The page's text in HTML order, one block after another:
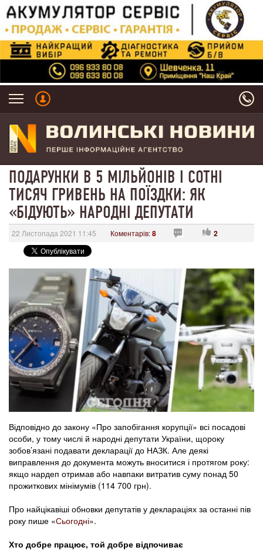
ПОДАРУНКИ В 5 МІЛЬЙОНІВ І СОТНІ
ТИСЯЧ ГРИВЕНЬ НА ПОЇЗДКИ: ЯК
«БІДУЮТЬ» НАРОДНІ ДЕПУТАТИ
22 Листопада 2021 11:45 Коментарів:8 2
Відповідно до закону «Про запобігання корупції» всі посадові
особи, у тому числі й народні депутати України, щороку
зобов’язані подавати декларації до НАЗК. Але деякі
виправлення до документа можуть вноситися і протягом року:
якщо нардеп отримав або навпаки витратив суму понад 50
прожиткових мінімумів (114 700 грн).
Про найцікавіші обновки депутатів у деклараціях за останні пів
року пише «Сьогодні».
Хто добре працює, той добре відпочиває